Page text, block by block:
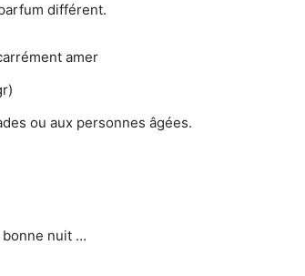
différent.
amer
ou aux personnes âgées.
bonne nuit …